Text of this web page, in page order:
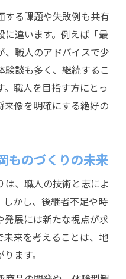
する課題や失敗例も共有
に違います。例えば「最
、職人のアドバイスで少
験談も多く、継続するこ
職人を目指す方にとっ
来像を明確にする絶好の
ものづくりの未来
、職人の技術と志によ
しかし、後継者不足や時
展には新たな視点が求
未来を考えることは、地
ます。